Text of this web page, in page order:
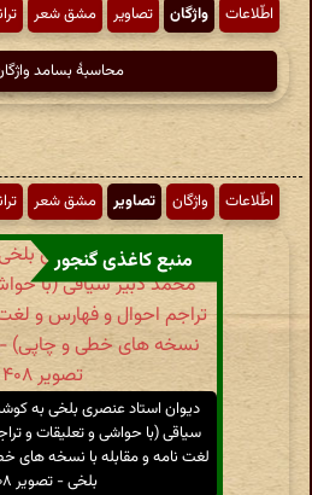
اطّلاعات واژگان تصاویر مشق شعر
محاسبهٔ بسامد
اطّلاعات واژگان تصاویر مشق شعر
منبع کاغذی گنجور
دیوان استاد عنصری بلخی به
سیاقی (با حواشی و تعلیقات و
لغت نامه و مقابله با نسخه
بلخی - تصویر ۴۰۸